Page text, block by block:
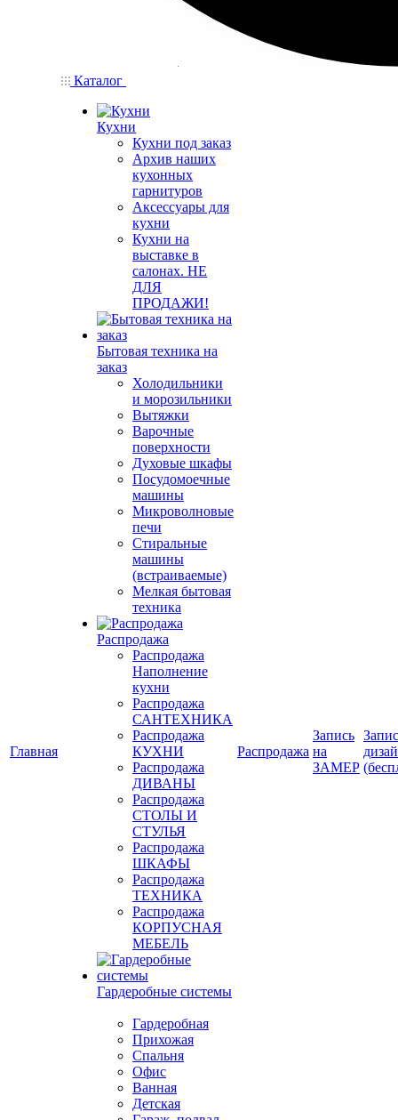
Главная
Каталог
Кухни
Кухни под заказ
Архив наших
кухонных
гарнитуров
Аксессуары для
кухни
Кухни на
выставке в
салонах. НЕ
ДЛЯ
ПРОДАЖИ!
Бытовая техника на
заказ
Холодильники
и морозильники
Вытяжки
Варочные
поверхности
Духовые шкафы
Посудомоечные
машины
Микроволновые
печи
Стиральные
машины
(встраиваемые)
Мелкая бытовая
техника
Распродажа
Распродажа
Наполнение
кухни
Распродажа
САНТЕХНИКА
Распродажа
КУХНИ
Распродажа
ДИВАНЫ
Распродажа
СТОЛЫ И
СТУЛЬЯ
Распродажа
ШКАФЫ
Распродажа
ТЕХНИКА
Распродажа
КОРПУСНАЯ
МЕБЕЛЬ
Гардеробные системы
Гардеробная
Прихожая
Спальня
Офис
Ванная
Детская
Распродажа
Запись
на
ЗАМЕР